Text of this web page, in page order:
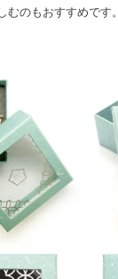
むのもおすすめです。